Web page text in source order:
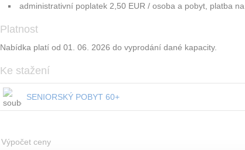
administrativní poplatek 2,50 EUR / osoba a pobyt, platba
Platnost
Nabídka platí od 01. 06. 2026 do vyprodání dané kapacity.
Ke stažení
SENIORSKÝ POBYT 60+
Výpočet ceny